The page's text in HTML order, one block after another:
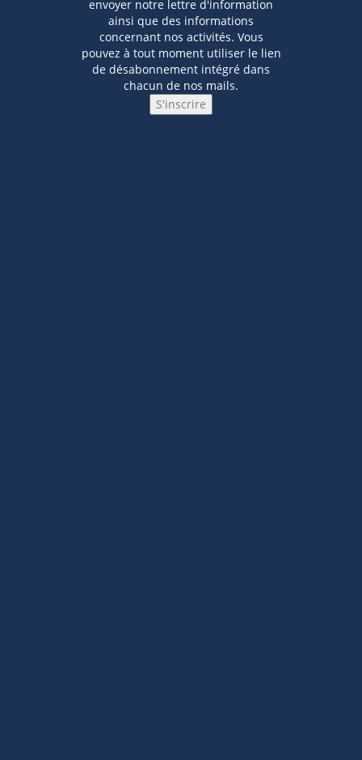
envoyer notre lettre d'information
ainsi que des informations
concernant nos activités. Vous
pouvez à tout moment utiliser le lien
de désabonnement intégré dans
chacun de nos mails.